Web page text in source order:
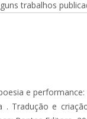
trabalhos
e
. Tradução e